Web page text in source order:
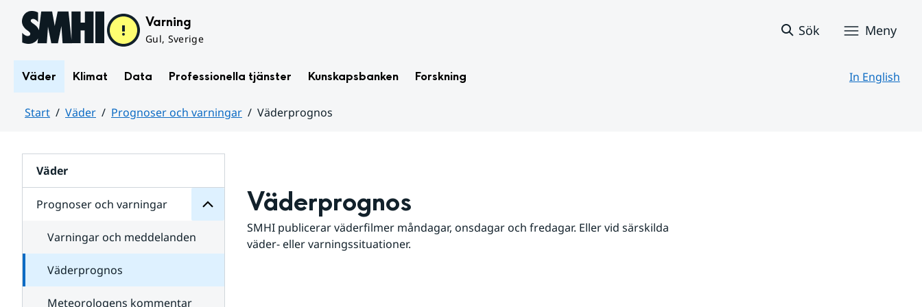
Hoppa till sidans innehåll Varning
Gul, Sverige
Sök Meny
Väder Klimat Data Professionella tjänster Kunskapsbanken Forskning In English
Start Väder Prognoser och varningar
Väderprognos
Väder
Prognoser och varningar
för
varningar
Varningar och meddelanden
Väderprognos
Meteorologens kommentar
Väderprognos
SMHI publicerar väderfilmer måndagar, onsdagar och fredagar. Eller vid särskilda
väder- eller varningssituationer.